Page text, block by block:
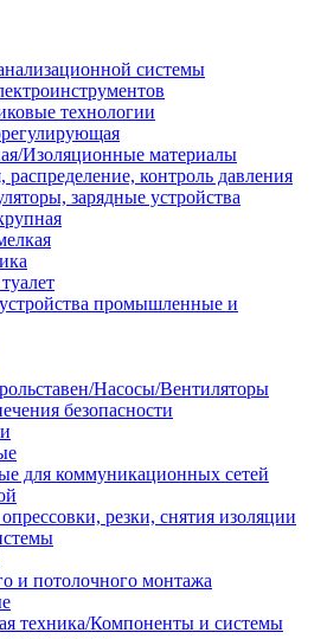
системы
технологии
Изоляционные материалы
распределение, контроль давления
зарядные устройства
промышленные и
Насосы/Вентиляторы
безопасности
для коммуникационных сетей
резки, снятия изоляции
и потолочного монтажа
техника/Компоненты и системы